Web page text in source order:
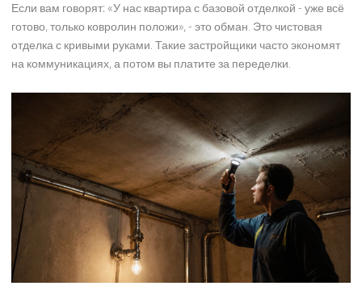
Если вам говорят: «У нас квартира с базовой отделкой - уже всё
готово, только ковролин положи», - это обман. Это чистовая
отделка с кривыми руками. Такие застройщики часто экономят
на коммуникациях, а потом вы платите за переделки.